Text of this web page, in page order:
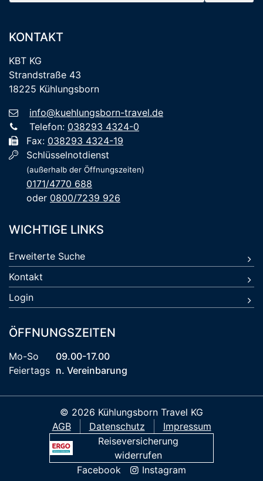
WICHTIGE LINKS
Erweiterte Suche
Kontakt
Login
ÖFFNUNGSZEITEN
Mo-So
09.00-17.00
Feiertags n. Vereinbarung
KONTAKT
KBT KG
Strandstraße 43
18225 Kühlungsborn
info@kuehlungsborn-travel.de
Telefon: 038293 4324-0
Fax: 038293 4324-19
Schlüsselnotdienst
(außerhalb der Öffnungszeiten)
0171/4770 688
oder 0800/7239 926
© 2026 Kühlungsborn Travel KG
AGB
Datenschutz
Impressum
Reiseversicherung
widerrufen
Facebook
Instagram